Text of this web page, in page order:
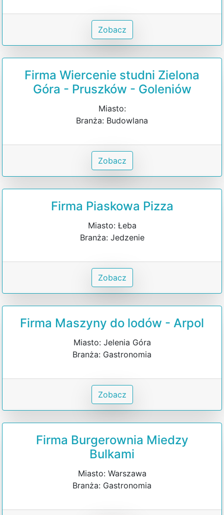
Zobacz
Firma Wiercenie studni Zielona
Góra - Pruszków - Goleniów
Miasto:
Branża: Budowlana
Zobacz
Firma Piaskowa Pizza
Miasto: Łeba
Branża: Jedzenie
Zobacz
Firma Maszyny do lodów - Arpol
Miasto: Jelenia Góra
Branża: Gastronomia
Zobacz
Firma Burgerownia Miedzy
Bulkami
Miasto: Warszawa
Branża: Gastronomia